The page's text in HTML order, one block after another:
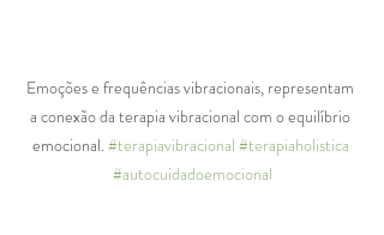
Emoções e frequências vibracionais, representam
a conexão da terapia vibracional com o equilíbrio
emocional. #terapiavibracional #terapiaholistica
#autocuidadoemocional